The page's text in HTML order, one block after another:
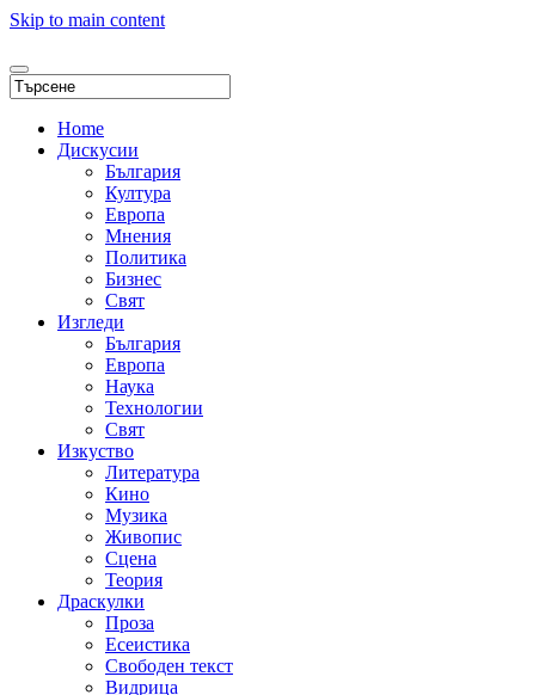
Skip to main content
Home
Дискусии
България
Култура
Европа
Мнения
Политика
Бизнес
Свят
Изгледи
България
Европа
Наука
Технологии
Свят
Изкуство
Литература
Кино
Музика
Живопис
Сцена
Теория
Драскулки
Проза
Есеистика
Свободен текст
Видрица